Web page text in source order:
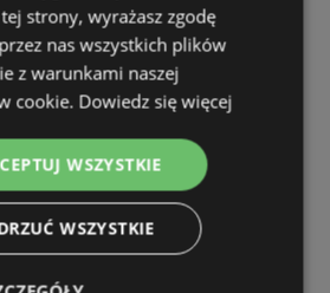
strony, wyrażasz zgodę
nas wszystkich plików
z warunkami naszej
cookie. Dowiedz się więcej
WSZYSTKIE
WSZYSTKIE